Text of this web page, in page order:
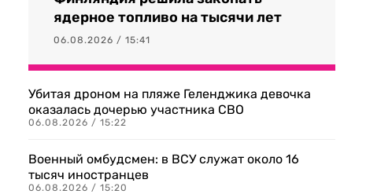
ядерное топливо на тысячи лет
06.08.2026 / 15:41
Убитая дроном на пляже Геленджика девочка
оказалась дочерью участника СВО
06.08.2026 / 15:22
Военный омбудсмен: в ВСУ служат около 16
тысяч иностранцев
06.08.2026 / 15:20